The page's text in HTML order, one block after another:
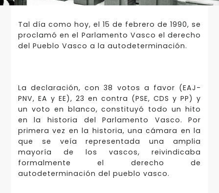
Tal día como hoy, el 15 de febrero de 1990, se
proclamó en el Parlamento Vasco el derecho
del Pueblo Vasco a la autodeterminación.
La declaración, con 38 votos a favor (EAJ-
PNV, EA y EE), 23 en contra (PSE, CDS y PP) y
un voto en blanco, constituyó todo un hito
en la historia del Parlamento Vasco. Por
primera vez en la historia, una cámara en la
que se veía representada una amplia
mayoría de los vascos, reivindicaba
formalmente el derecho de
autodeterminación del pueblo vasco.